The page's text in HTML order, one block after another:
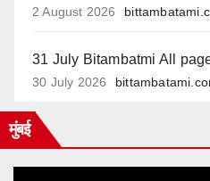
2 August 2026
31 July Bitambatmi All
30 July 2026
मुंबई